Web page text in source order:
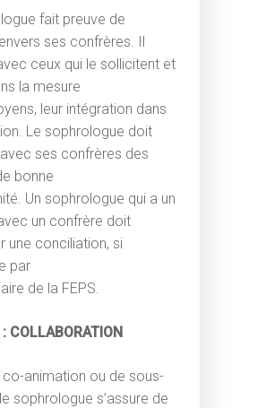
fait preuve de
ses confrères. Il
ceux qui le sollicitent et
la mesure
leur intégration dans
Le sophrologue doit
ses confrères des
bonne
Un sophrologue qui a un
un confrère doit
une conciliation, si
par
de la FEPS.
COLLABORATION
co-animation ou de sous-
sophrologue s’assure de